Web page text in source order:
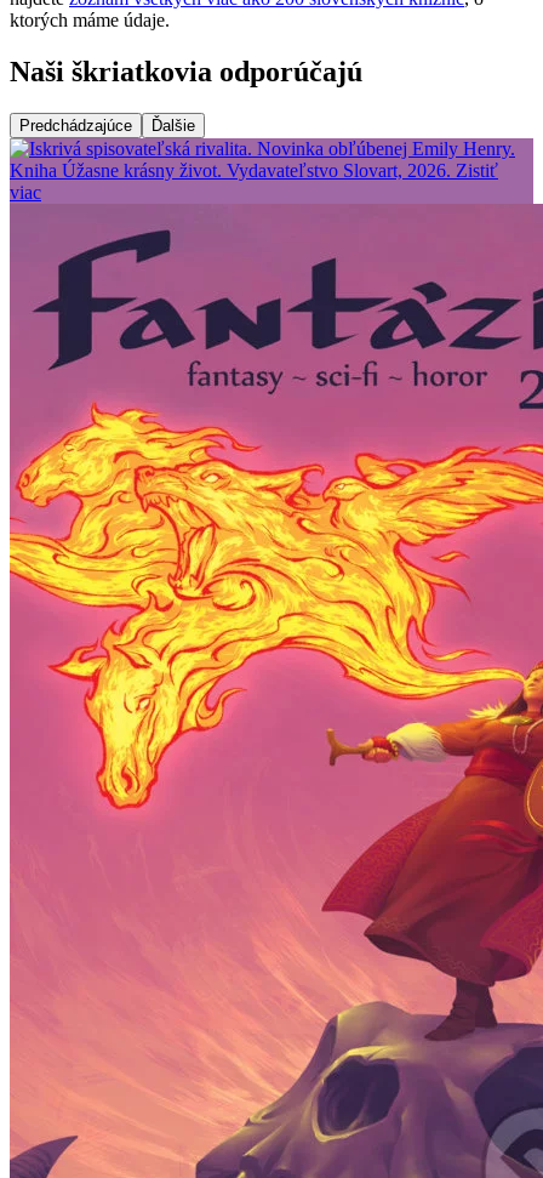
ktorých máme údaje.
Naši škriatkovia odporúčajú
Predchádzajúce Ďalšie